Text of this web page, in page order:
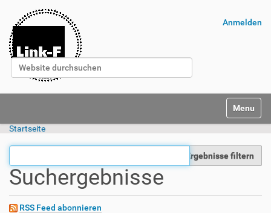
Website durchsuchen
Erweiterte Suche…
Anmelden
Startseite
Ergebnisse filtern
Suchergebnisse
RSS Feed abonnieren